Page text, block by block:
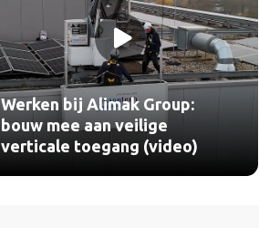
Werken bij Alimak Group:
bouw mee aan veilige
verticale toegang (video)